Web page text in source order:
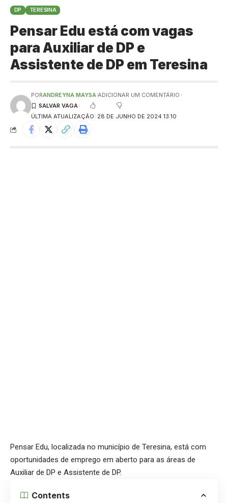
DP TERESINA
Pensar Edu está com vagas
para Auxiliar de DP e
Assistente de DP em Teresina
ÚLTIMA ATUALIZAÇÃO: 28 DE JUNHO DE 2024 13:10
PORANDREYNA MAYSA ADICIONAR UM COMENTÁRIO
Pensar Edu, localizada no município de Teresina, está com
oportunidades de emprego em aberto para as áreas de
Auxiliar de DP e Assistente de DP.
Contents